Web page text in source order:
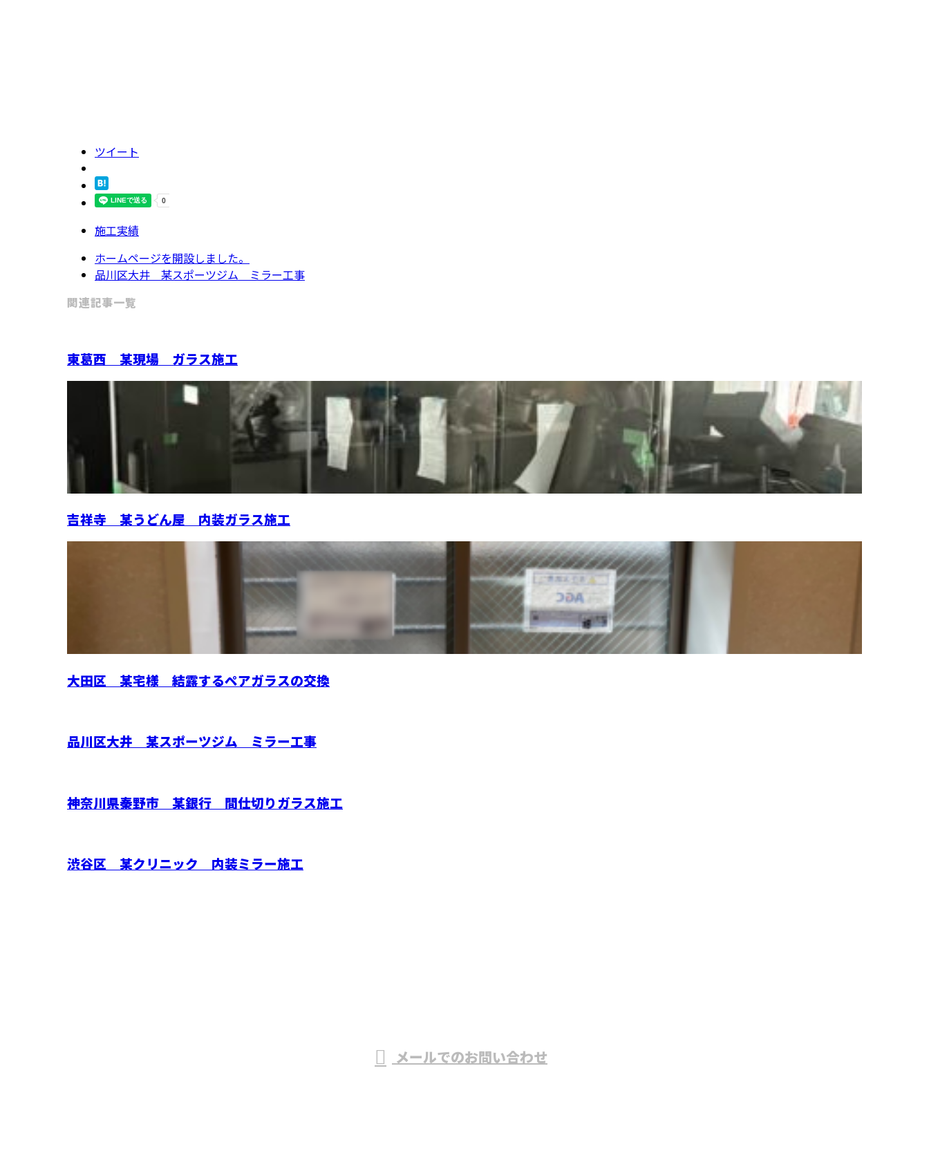
ツイート
施工実績
ホームページを開設しました。
品川区大井 某スポーツジム ミラー工事
関連記事一覧
東葛西 某現場 ガラス施工
吉祥寺 某うどん屋 内装ガラス施工
大田区 某宅様 結露するペアガラスの交換
品川区大井 某スポーツジム ミラー工事
神奈川県秦野市 某銀行 間仕切りガラス施工
渋谷区 某クリニック 内装ミラー施工
メールでのお問い合わせ